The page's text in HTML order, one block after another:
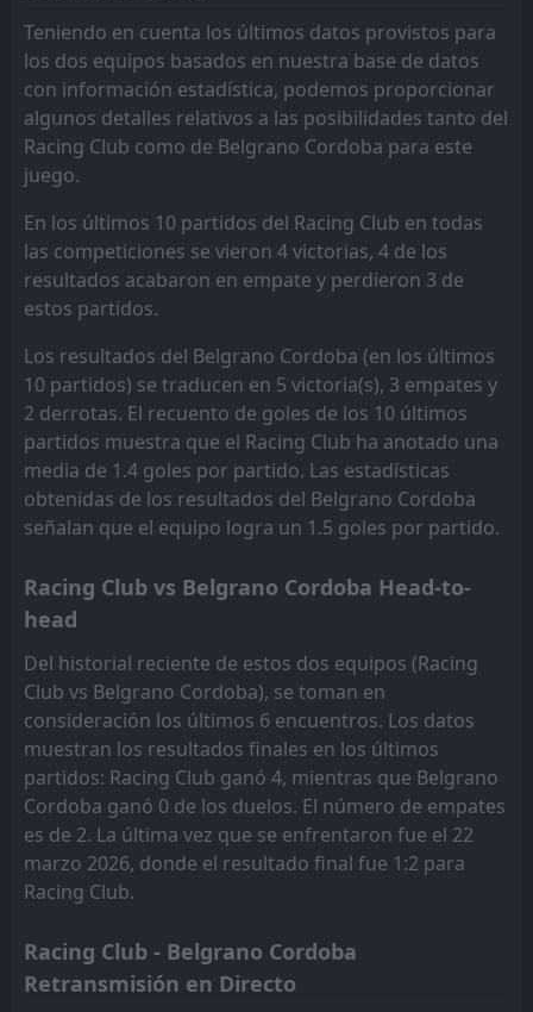
23Jul
Rosario Central
PEN
18:30
May
Gimnasia Jujuy
Belgrano Cordoba
2
4
W
FT
24
River Plate
2
PEN
17 May
Argentinos JRS
Belgrano Cordoba
3
4
FT
22:00
Belgrano Cordoba
FT
19:30
09May
Talleres Cordoba
Belgrano Cordoba
0
1
19:00
03May
Belgrano Cordoba
Sarmiento Junin
FT
Belgrano Cordoba
0
FT
11Apr
Belgrano Cordoba
Aldosivi
0
Teniendo en cuenta los últimos datos provistos para
los dos equipos basados en nuestra base de datos
con información estadística, podemos proporcionar
algunos detalles relativos a las posibilidades tanto del
Racing Club como de Belgrano Cordoba para este
juego.
En los últimos 10 partidos del Racing Club en todas
las competiciones se vieron 4 victorias, 4 de los
resultados acabaron en empate y perdieron 3 de
estos partidos.
Los resultados del Belgrano Cordoba (en los últimos
10 partidos) se traducen en 5 victoria(s), 3 empates y
2 derrotas. El recuento de goles de los 10 últimos
partidos muestra que el Racing Club ha anotado una
media de 1.4 goles por partido. Las estadísticas
obtenidas de los resultados del Belgrano Cordoba
señalan que el equipo logra un 1.5 goles por partido.
Racing Club vs Belgrano Cordoba Head-to-
head
Del historial reciente de estos dos equipos (Racing
Club vs Belgrano Cordoba), se toman en
consideración los últimos 6 encuentros. Los datos
muestran los resultados finales en los últimos
partidos: Racing Club ganó 4, mientras que Belgrano
Cordoba ganó 0 de los duelos. El número de empates
es de 2. La última vez que se enfrentaron fue el 22
marzo 2026, donde el resultado final fue 1:2 para
Racing Club.
Racing Club - Belgrano Cordoba
Retransmisión en Directo